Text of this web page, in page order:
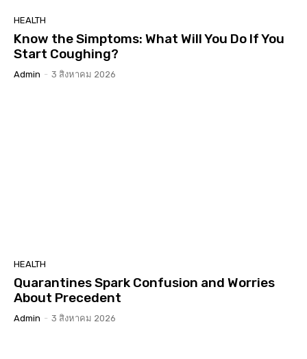
HEALTH
Know the Simptoms: What Will You Do If You
Start Coughing?
Admin - 3 สิงหาคม 2026
HEALTH
Quarantines Spark Confusion and Worries
About Precedent
Admin - 3 สิงหาคม 2026